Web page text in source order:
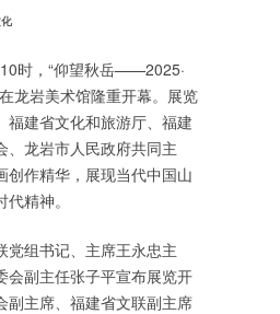
时，“仰望秋岳——2025·
龙岩美术馆隆重开幕。展览
福建省文化和旅游厅、福建
、龙岩市人民政府共同主
创作精华，展现当代中国山
精神。
党组书记、主席王永忠主
会副主任张子平宣布展览开
副主席、福建省文联副主席